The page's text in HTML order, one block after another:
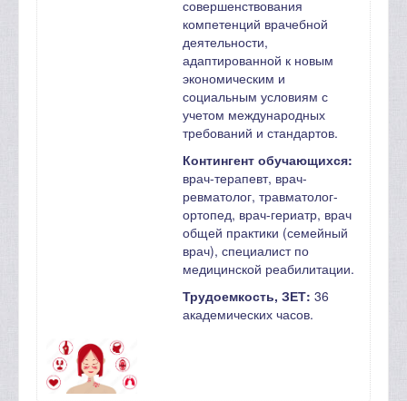
совершенствования
компетенций врачебной
деятельности,
адаптированной к новым
экономическим и
социальным условиям с
учетом международных
требований и стандартов.
Контингент обучающихся:
врач-терапевт, врач-
ревматолог, травматолог-
ортопед, врач-гериатр, врач
общей практики (семейный
врач), специалист по
медицинской реабилитации.
Трудоемкость, ЗЕТ:36
академических часов.